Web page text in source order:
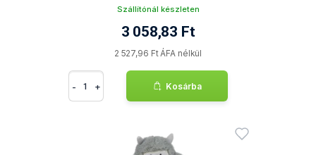
Szállítónál készleten
3 058,83 Ft
2 527,96 Ft ÁFA nélkül
- + Kosárba